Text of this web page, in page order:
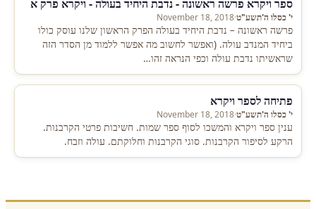
ספר ויקרא פרשה ראשונה - נדבת היחיד בעולה - ויקרא פרק א
י' כסלו ה'תשע"ט·
November 18, 2018
פרשה ראשונה – נדבת היחיד בעולה הפרק הראשון שלנו עוסק כולו
ביחיד המנדב עולה. (ואפשר לחשוב מה אפשר ללמוד מן הסדר הזה
שראשיתו נדבת עולה וכפי הנראה זהו…
פתיחה לספר ויקרא
י' כסלו ה'תשע"ט·
November 18, 2018
ענין ספר ויקרא והמשכו לסוף ספר שמות. חשיבות פרטי הקרבנות.
הרקע לסיפור הקרבנות. סוגי הקרבנות וחלוקתם. עולה וזבח.